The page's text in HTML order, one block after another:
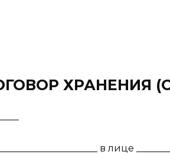
ХРАНЕНИЯ
в лице